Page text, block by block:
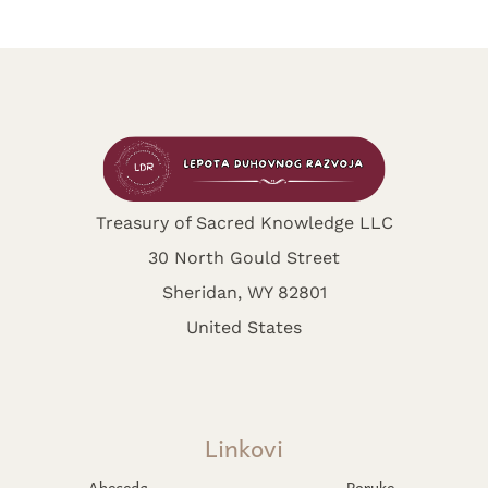
Treasury of Sacred Knowledge LLC
30 North Gould Street
Sheridan, WY 82801
United States
Linkovi